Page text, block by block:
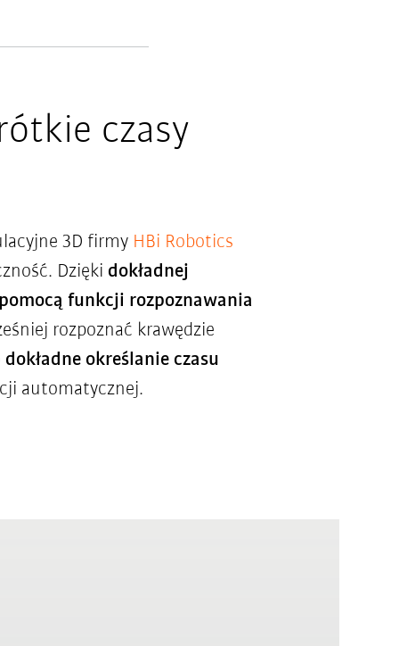
czasy
3D firmy HBi Robotics
Dzięki dokładnej
funkcji rozpoznawania
rozpoznać krawędzie
dokładne określanie czasu
automatycznej.